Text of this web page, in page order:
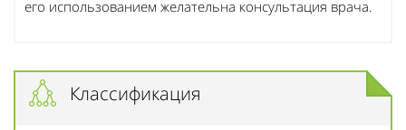
его использованием желательна консультация врача.
Классификация